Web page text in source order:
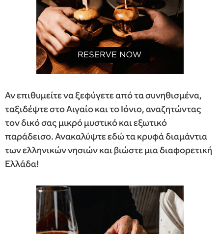
Αν επιθυμείτε να ξεφύγετε από τα συνηθισμένα,
ταξιδέψτε στο Αιγαίο και το Ιόνιο, αναζητώντας
τον δικό σας μικρό μυστικό και εξωτικό
παράδεισο. Ανακαλύψτε εδώ τα κρυφά διαμάντια
των ελληνικών νησιών και βιώστε μια διαφορετική
Ελλάδα!